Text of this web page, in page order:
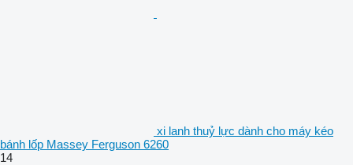
xi lanh thuỷ lực dành cho máy kéo
bánh lốp Massey Ferguson 6260
14